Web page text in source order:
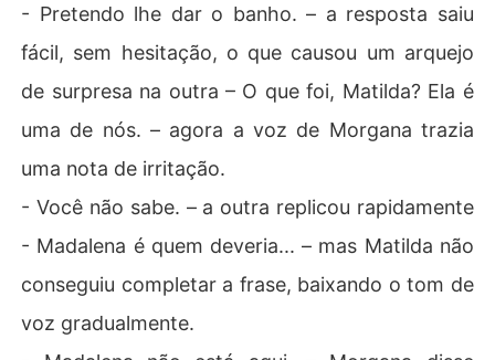
- Pretendo lhe dar o banho. – a resposta saiu
fácil, sem hesitação, o que causou um arquejo
de surpresa na outra – O que foi, Matilda? Ela é
uma de nós. – agora a voz de Morgana trazia
uma nota de irritação.
- Você não sabe. – a outra replicou rapidamente
- Madalena é quem deveria... – mas Matilda não
conseguiu completar a frase, baixando o tom de
voz gradualmente.